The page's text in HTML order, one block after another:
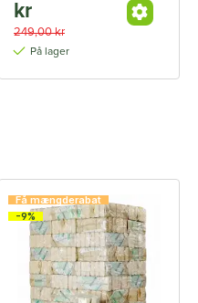
kr
249,00 kr
På lager
Få mængderabat
-9%